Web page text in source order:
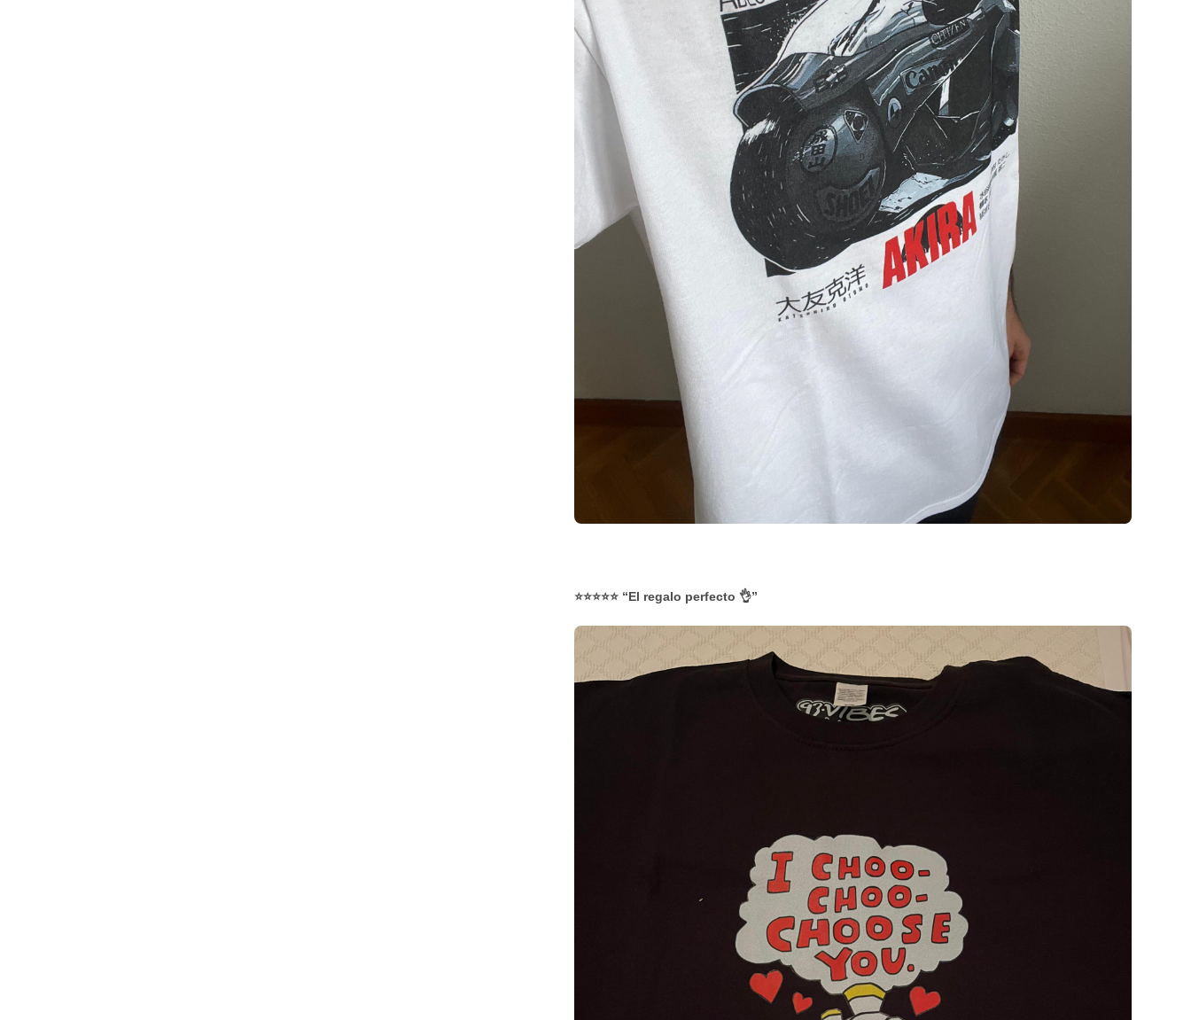
⭐⭐⭐⭐⭐ “El regalo perfecto 👌”